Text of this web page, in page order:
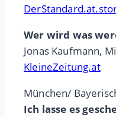
Wer wird was
Jonas Kaufmann,
KleineZeitung.at
München/
Ich lasse es